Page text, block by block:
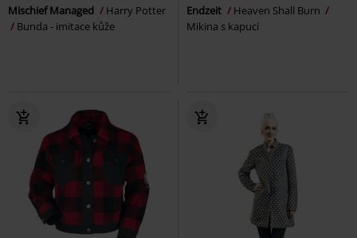
Mischief Managed
Harry Potter
Bunda - imitace kůže
Endzeit
Heaven Shall Burn
Mikina s kapucí